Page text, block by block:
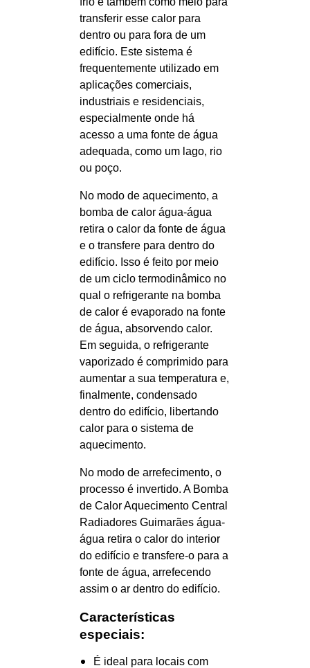
transferir esse calor para
dentro ou para fora de um
edifício. Este sistema é
frequentemente utilizado em
aplicações comerciais,
industriais e residenciais,
especialmente onde há
acesso a uma fonte de água
adequada, como um lago, rio
ou poço.
No modo de aquecimento, a
bomba de calor água-água
retira o calor da fonte de água
e o transfere para dentro do
edifício. Isso é feito por meio
de um ciclo termodinâmico no
qual o refrigerante na bomba
de calor é evaporado na fonte
de água, absorvendo calor.
Em seguida, o refrigerante
vaporizado é comprimido para
aumentar a sua temperatura e,
finalmente, condensado
dentro do edifício, libertando
calor para o sistema de
aquecimento.
No modo de arrefecimento, o
processo é invertido. A Bomba
de Calor Aquecimento Central
Radiadores Guimarães água-
água retira o calor do interior
do edifício e transfere-o para a
fonte de água, arrefecendo
assim o ar dentro do edifício.
Características
especiais:
É ideal para locais com